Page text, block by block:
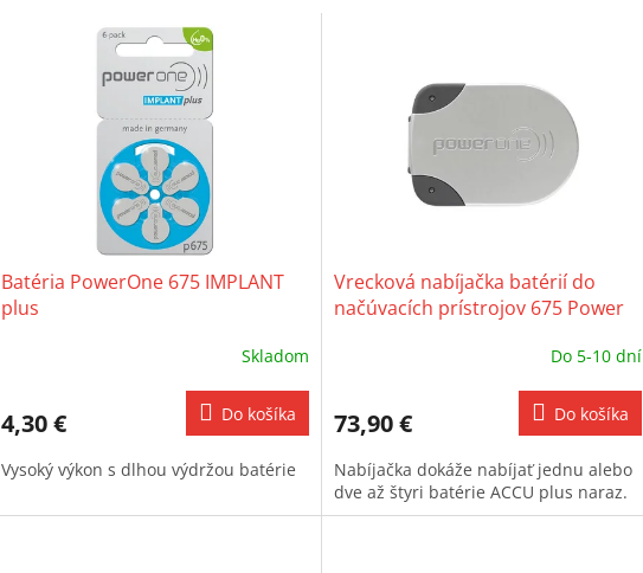
Batéria PowerOne 675 IMPLANT
plus
Skladom
4,30 € Do košíka
Vysoký výkon s dlhou výdržou batérie
Vrecková nabíjačka batérií do
načúvacích prístrojov 675 Power
Do 5-10 dní
73,90 € Do košíka
Nabíjačka dokáže nabíjať jednu alebo
dve až štyri batérie ACCU plus naraz.